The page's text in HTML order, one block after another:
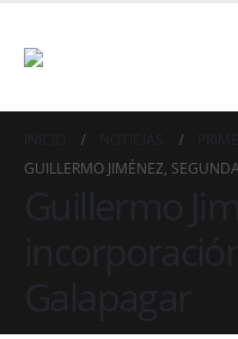
GUILLERMO JIMÉNEZ,